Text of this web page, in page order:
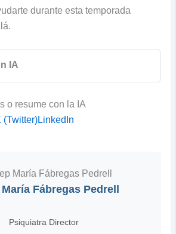
durante esta temporada
IA
o resume con la IA
(Twitter)LinkedIn
Fábregas Pedrell
Psiquiatra Director